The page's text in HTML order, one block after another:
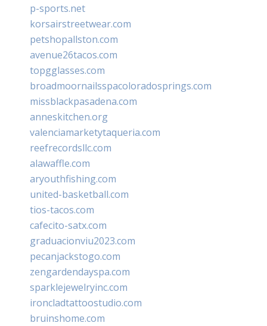
p-sports.net
korsairstreetwear.com
petshopallston.com
avenue26tacos.com
topgglasses.com
broadmoornailsspacoloradosprings.com
missblackpasadena.com
anneskitchen.org
valenciamarketytaqueria.com
reefrecordsllc.com
alawaffle.com
aryouthfishing.com
united-basketball.com
tios-tacos.com
cafecito-satx.com
graduacionviu2023.com
pecanjackstogo.com
zengardendayspa.com
sparklejewelryinc.com
ironcladtattoostudio.com
bruinshome.com